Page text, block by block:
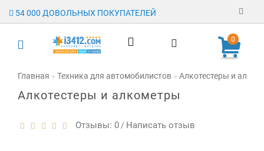
54 000 ДОВОЛЬНЫХ ПОКУПАТЕЛЕЙ
Регистрация
0
Главная Техника для автомобилистов Алкотестеры и
Алкотестеры и алкометры
Отзывы: 0 / Написать отзыв